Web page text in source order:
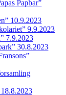
Papbar”
10.9.2023
9.9.2023
7.9.2023
30.8.2023